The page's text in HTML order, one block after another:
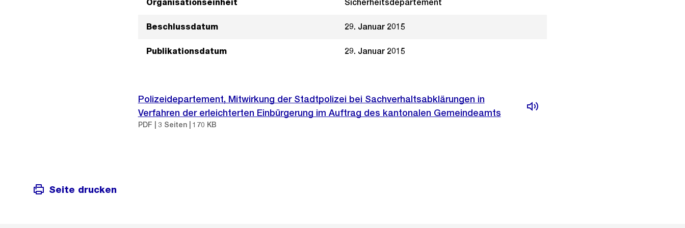
Organisationseinheit Sicherheitsdepartement
Beschlussdatum 29. Januar 2015
Publikationsdatum 29. Januar 2015
Polizeidepartement, Mitwirkung der Stadtpolizei bei Sachverhaltsabklärungen in
Verfahren der erleichterten Einbürgerung im Auftrag des kantonalen Gemeindeamts
PDF | 3 Seiten | 170 KB
Seite drucken